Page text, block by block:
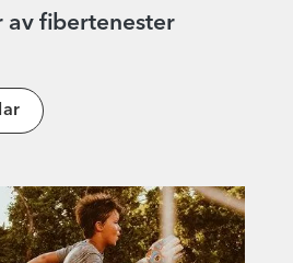
av fibertenester